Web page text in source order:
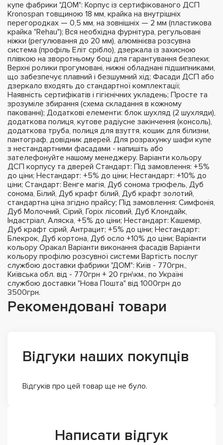
купе фабрики "ДОМ": Корпус із сертифікованого ДСП
Kronospan товщиною 18 мм, крайка на внутрішніх
перегородках — 0,5 мм, на зовнішніх — 2 мм (пластикова
крайка "Rehau"); Вся необхідна фурнітура, регульовані
ніжки (регулювання до 20 мм), алюмінієва розсувна
система (профіль Еліт срібло), дзеркала із захисною
плівкою на зворотньому боці для гарантування безпеки;
Верхні ролики прогумовані, нижні обладнані підшипниками,
що забезпечує плавний і безшумний хід; Фасади ДСП або
дзеркало входять до стандартної комплектації;
Наявність сертифікатів і гігієнічних укладень; Просте та
зрозуміле збирання (схема складання в кожному
пакованні); Додаткові елементи: блок шухляд (2 шухляди),
додаткова полиця, кутове радіусне закінчення (консоль),
додаткова труба, полиця для взуття, кошик для білизни,
пантограф, довідник дверей. Для розрахунку шафи купе
з нестандартними фасадами - напишіть або
зателефонуйте нашому менеджеру. Варіанти кольору
ДСП корпусу та дверей Стандарт: Під замовлення: +5%
до ціни; Нестандарт: +5% до ціни; Нестандарт: +10% до
ціни; Стандарт: Венге магія, Дуб сонома трюфель, Дуб
сонома, Білий, Дуб крафт білий, Дуб крафт золотий,
стандартна ціна згідно прайсу; Під замовлення: Симфонія,
Дуб Молочний, Сірий, Горіх лісовий, Дуб Клондайк,
Індастріал, Аляска, +5% до ціни; Нестандарт: Кашемір,
Дуб крафт сірий, Антрацит; +5% до ціни; Нестандарт:
Блекрок, Дуб кортона, Дуб осло +10% до ціни; Варіанти
кольору Оракал Варіанти виконання фасадів Варіанти
кольору профілю розсувної системи Вартість послуг
службою доставки фабрики "ДОМ": Київ - 770грн.,
Київська обл. від - 770грн + 20 грн\км., по Україні
службою доставки "Нова Пошта" від 1000грн до
3500грн.
Рекомендовані товари
Відгуки наших покупців
Відгуків про цей товар ще не було.
Написати відгук